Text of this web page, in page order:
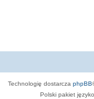
Technologię dostarcza phpBB
Polski pakiet